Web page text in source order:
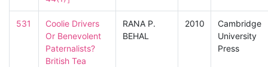
531
Coolie Drivers
Or Benevolent
Paternalists?
British Tea
RANA P.
BEHAL
2010
Cambridge
University
Press